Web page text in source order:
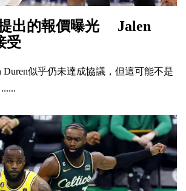
出的報價曝光 Jalen
受
Duren似乎仍未達成協議，但這可能不是